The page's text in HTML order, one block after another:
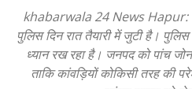
khabarwala 24 News Hapur:
पुलिस दिन रात तैयारी में जुटी है।
ध्यान रख रहा है। जनपद को पांच
ताकि कांवड़ियों कोकिसी तरह की